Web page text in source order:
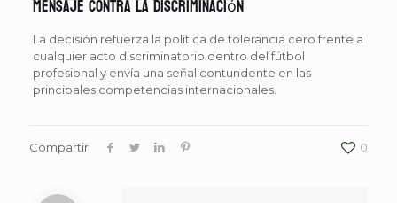
Mensaje contra la discriminación
La decisión refuerza la política de tolerancia cero frente a
cualquier acto discriminatorio dentro del fútbol
profesional y envía una señal contundente en las
principales competencias internacionales.
Compartir 0